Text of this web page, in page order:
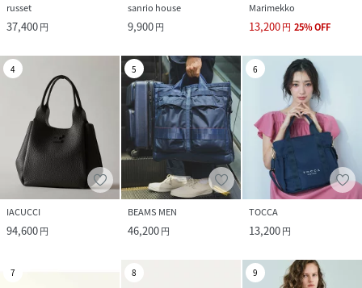
russet
37,400円
sanrio house
9,900円
Marimekko
13,200円 25%OFF
4
IACUCCI
94,600円
5
BEAMS MEN
46,200円
6
TOCCA
13,200円
7 8 9